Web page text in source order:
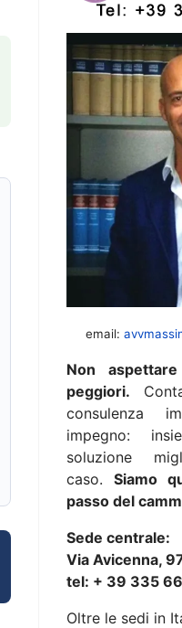
email:
Non
peggiori.
consulenza
impegno:
soluzione
caso. Siamo
passo del
Sede centrale:
Via Avicenna,
tel: + 39 335
Oltre le sedi in